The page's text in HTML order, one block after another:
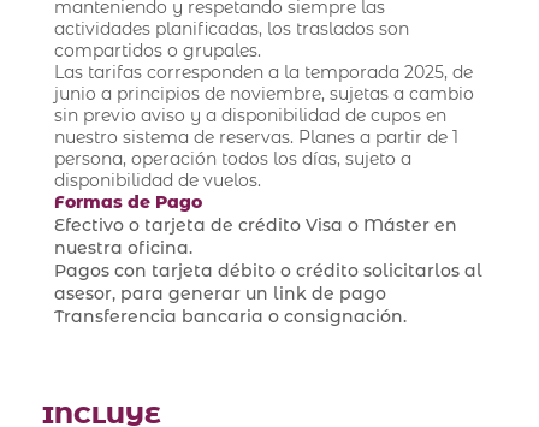
manteniendo y respetando siempre las
actividades planificadas, los traslados son
compartidos o grupales.
Las tarifas corresponden a la temporada 2025, de
junio a principios de noviembre, sujetas a cambio
sin previo aviso y a disponibilidad de cupos en
nuestro sistema de reservas. Planes a partir de 1
persona, operación todos los días, sujeto a
disponibilidad de vuelos.
Formas de Pago
Efectivo o tarjeta de crédito Visa o Máster en
nuestra oficina.
Pagos con tarjeta débito o crédito solicitarlos al
asesor, para generar un link de pago
Transferencia bancaria o consignación.
INCLUYE